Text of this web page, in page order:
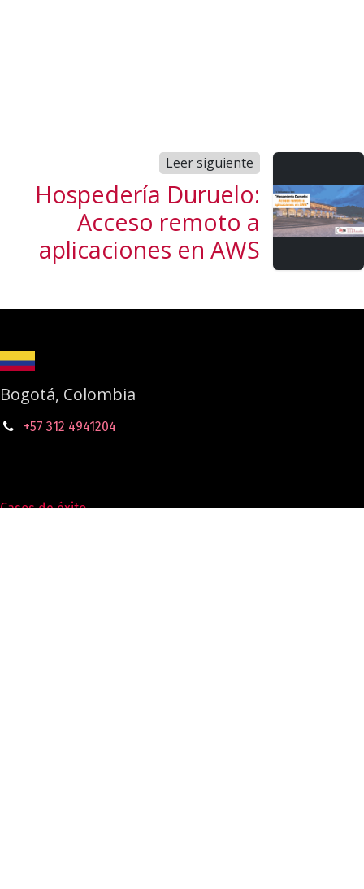
Leer siguiente
Hospedería Duruelo:
Acceso remoto a
aplicaciones en AWS
Bogotá, Colombia
+57 312 4941204
Casos de éxito